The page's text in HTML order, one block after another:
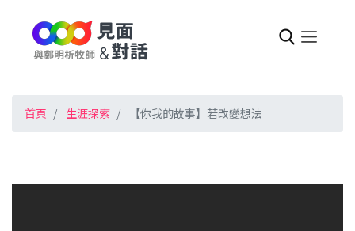
首頁 生涯探索 【你我的故事】若改變想法